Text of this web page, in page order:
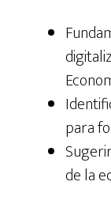
para
de la